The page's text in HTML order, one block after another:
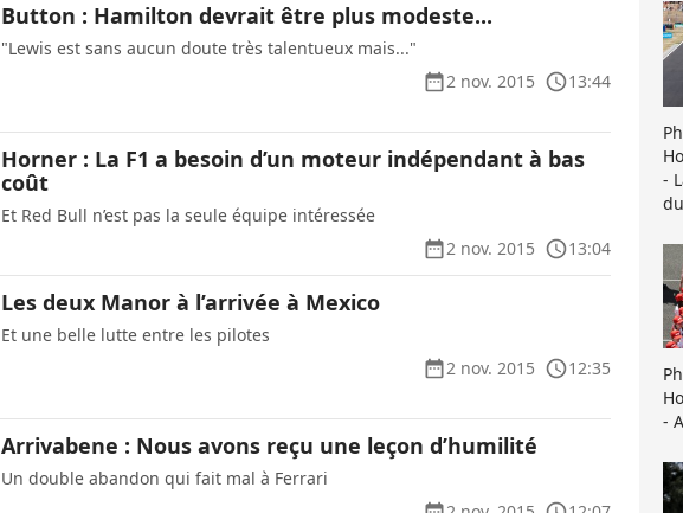
Button : Hamilton devrait être plus modeste...
"Lewis est sans aucun doute très talentueux mais..."
2 nov. 2015
13:44
Horner : La F1 a besoin d’un moteur indépendant à bas
coût
Et Red Bull n’est pas la seule équipe intéressée
2 nov. 2015
13:04
Les deux Manor à l’arrivée à Mexico
Et une belle lutte entre les pilotes
2 nov. 2015
12:35
Arrivabene : Nous avons reçu une leçon d’humilité
Un double abandon qui fait mal à Ferrari
-
-